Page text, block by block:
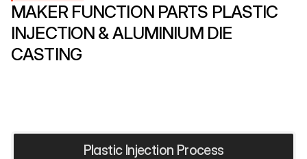
MAKER FUNCTION PARTS PLASTIC
INJECTION & ALUMINIUM DIE
CASTING
Plastic Injection Process